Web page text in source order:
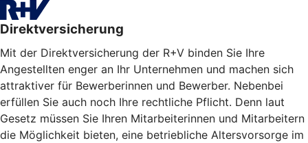
Direktversicherung
Mit der Direktversicherung der R+V binden Sie Ihre
Angestellten enger an Ihr Unternehmen und machen sich
attraktiver für Bewerberinnen und Bewerber. Nebenbei
erfüllen Sie auch noch Ihre rechtliche Pflicht. Denn laut
Gesetz müssen Sie Ihren Mitarbeiterinnen und Mitarbeitern
die Möglichkeit bieten, eine betriebliche Altersvorsorge im